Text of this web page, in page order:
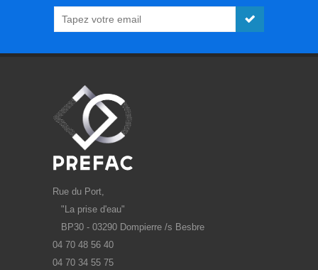
Rue du Port,
"La prise d'eau"
BP30 - 03290 Dompierre /s Besbre
04 70 48 56 40
04 70 34 55 75